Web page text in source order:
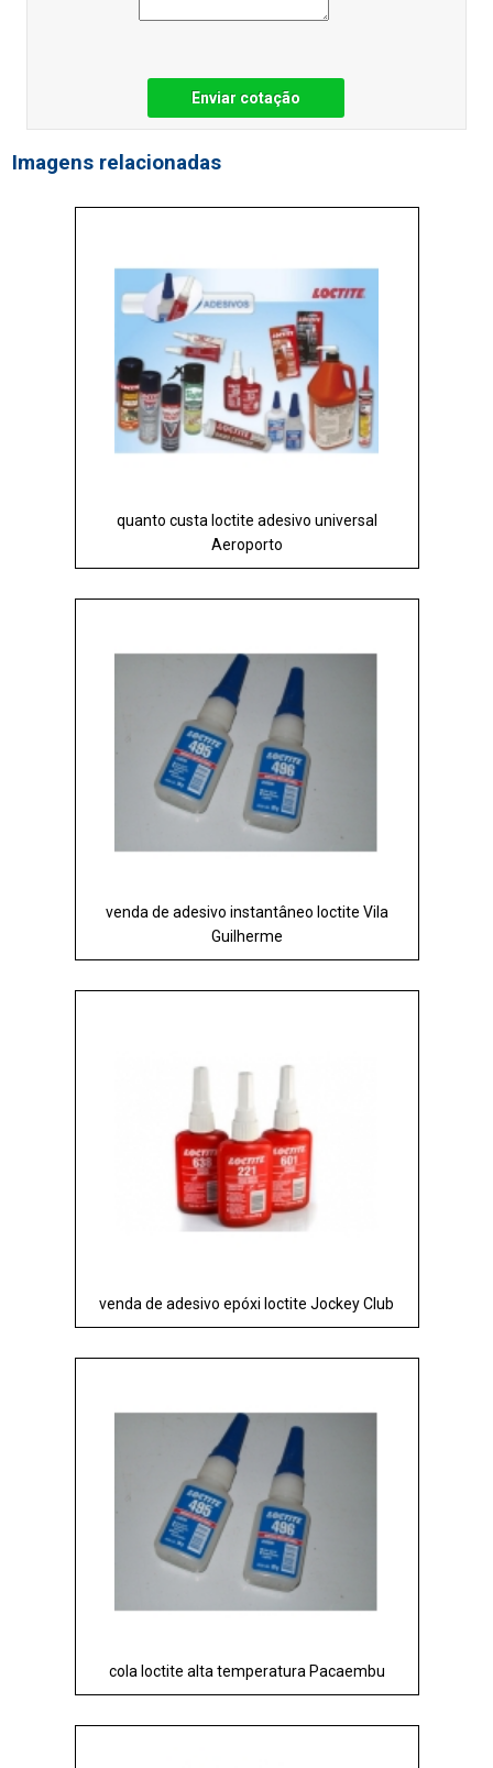
Enviar cotação
Imagens relacionadas
quanto custa loctite adesivo universal
Aeroporto
venda de adesivo instantâneo loctite Vila
Guilherme
venda de adesivo epóxi loctite Jockey Club
cola loctite alta temperatura Pacaembu